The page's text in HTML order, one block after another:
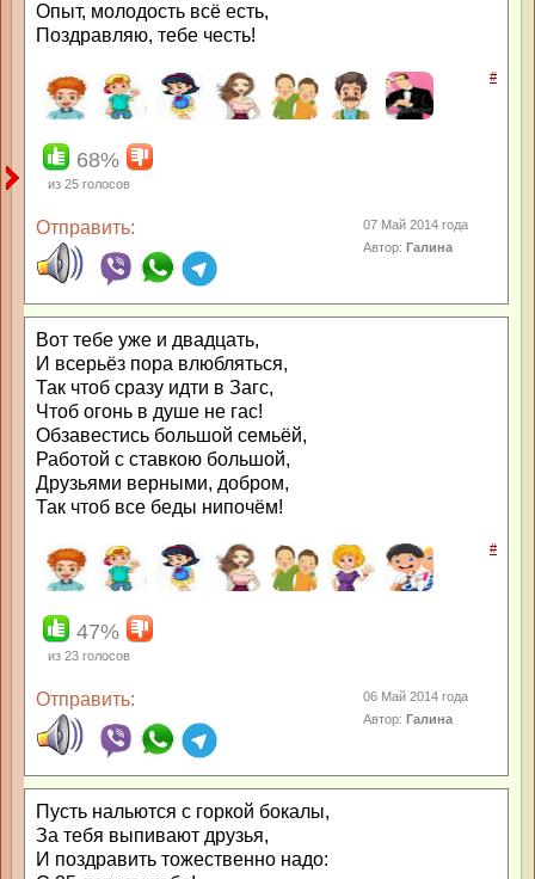
Опыт, молодость всё есть,
Поздравляю, тебе честь!
#
68%
из 25 голосов
Отправить:
07 Май 2014 года
Автор:Галина
Вот тебе уже и двадцать,
И всерьёз пора влюбляться,
Так чтоб сразу идти в Загс,
Чтоб огонь в душе не гас!
Обзавестись большой семьёй,
Работой с ставкою большой,
Друзьями верными, добром,
Так чтоб все беды нипочём!
#
47%
из 23 голосов
Отправить:
06 Май 2014 года
Автор:Галина
Пусть нальются с горкой бокалы,
За тебя выпивают друзья,
И поздравить тожественно надо: